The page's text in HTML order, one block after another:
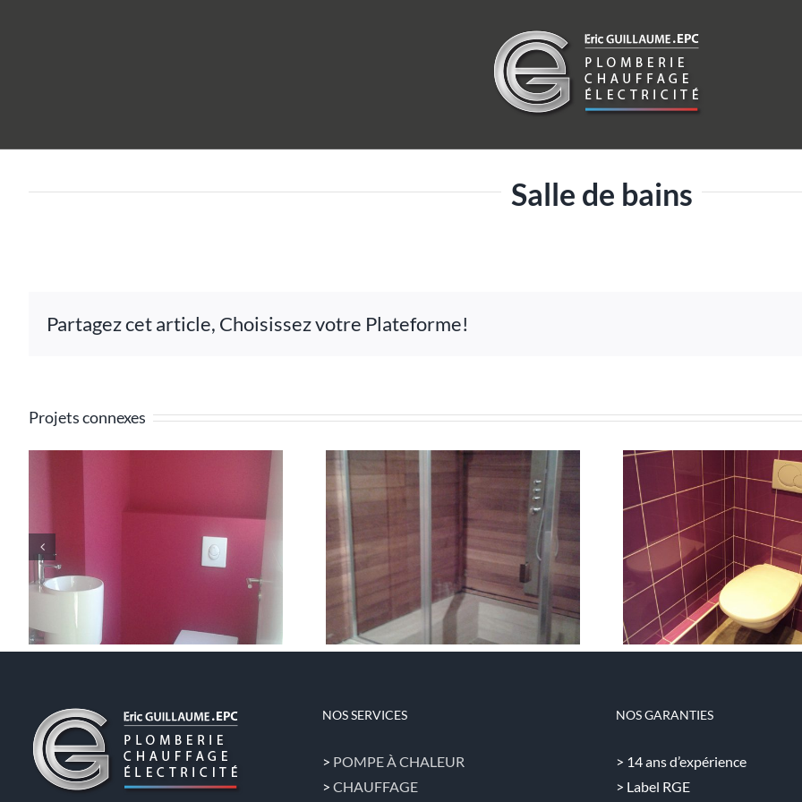
Salle de bains
Partagez cet article, Choisissez votre Plateforme!
Projets connexes
Paroi de douche sur
mesure
Salle d’eau – Toilette
suspendu
Salle
NOS SERVICES
> POMPE À CHALEUR
> CHAUFFAGE
NOS GARANTIES
> 14 ans d’expérience
> Label RGE